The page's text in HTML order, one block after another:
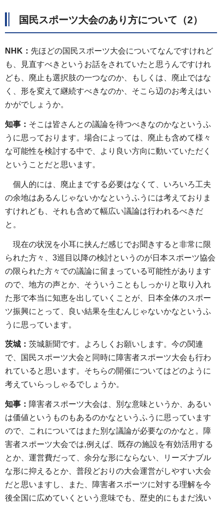
国民スポーツ大会のあり方について（2）
NHK： 先ほどの国民スポーツ大会についてなんですけれど
も、見直すべきというお話をされていたと思うんですけれ
ども、廃止も選択肢の一つなのか、もしくは、廃止ではな
く、形を変えて継続すべきなのか、そこら辺のお考えはい
かがでしょうか。
知事： そこは皆さんとの議論を待つべきなのかなというふ
うに思っております。場合によっては、廃止も含めて様々
な可能性を検討する中で、より良い方向に動いていただく
ということだと思います。
個人的には、廃止までする必要はなくて、いろいろ工夫
の余地はあるんじゃないかなというふうには考えておりま
すけれども、それも含めて幅広い議論は行われるべきだ
と。
現在の状況を小耳に挟んだ感じでお聞きすると非常に限
られた方々、3巡目以降の検討というのが日本スポーツ協会
の限られた方々での議論に留まっている可能性があります
ので、地方の声とか、そういうこともしっかりと取り入れ
た形で本当に知恵を出していくことが、日本全体のスポー
ツ振興にとって、良い結果を生むんじゃないかなというふ
うに思っています。
茨城： 茨城新聞です。よろしくお願いします。今の関連
で、国民スポーツ大会と同時に障害者スポーツ大会も行わ
れていると思います。そちらの開催についてはどのように
考えていらっしゃるでしょうか。
知事： 障害者スポーツ大会は、別な意味というか、あるい
は価値というものもあるのかなというふうに思っています
ので、これについてはまた別な議論が必要なのかなと。障
害者スポーツ大会では,例えば、既存の施設を有効活用する
とか、運営費だって、余分な形にならない、リーズナブル
な形に抑えるとか、普段どおりの大会運営がしやすい大会
だと思いますし、また、障害者スポーツに対する理解を今
後全国に広めていくという意味でも、歴史的にもまだ浅い